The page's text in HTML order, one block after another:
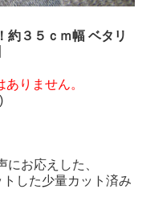
約３５ｃｍ幅 ベタリ
りません。
お応えした、
した少量カット済み